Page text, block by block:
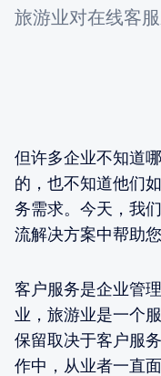
旅游业对在线客
但许多企业不知道
的，也不知道他们
务需求。今天，我
流解决方案中帮助
客户服务是企业管
业，旅游业是一个
保留取决于客户服
作中，从业者一直